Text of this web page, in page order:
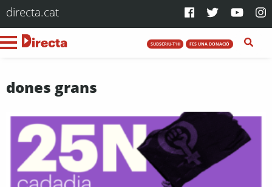
directa.cat
SUBSCRIU-T'HI FES UNA DONACIÓ
dones grans